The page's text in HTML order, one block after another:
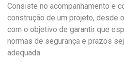
Consiste no acompanhamento e
construção de um projeto, desde
com o objetivo de garantir que
normas de segurança e prazos
adequada.